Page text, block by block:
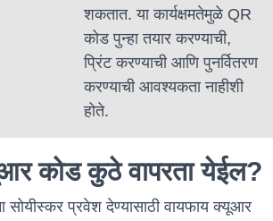
शकतात. या कार्यक्षमतेमुळे QR
कोड पुन्हा तयार करण्याची,
प्रिंट करण्याची आणि पुनर्वितरण
करण्याची आवश्यकता नाहीशी
होते.
कोड कुठे वापरता येईल?
सोयीस्कर प्रवेश देण्यासाठी वायफाय क्यूआर